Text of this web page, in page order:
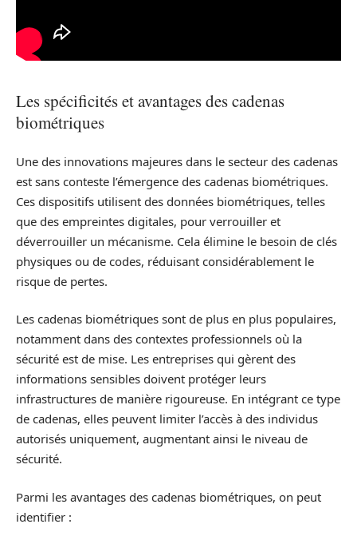
Les spécificités et avantages des cadenas
biométriques
Une des innovations majeures dans le secteur des cadenas
est sans conteste l’émergence des cadenas biométriques.
Ces dispositifs utilisent des données biométriques, telles
que des empreintes digitales, pour verrouiller et
déverrouiller un mécanisme. Cela élimine le besoin de clés
physiques ou de codes, réduisant considérablement le
risque de pertes.
Les cadenas biométriques sont de plus en plus populaires,
notamment dans des contextes professionnels où la
sécurité est de mise. Les entreprises qui gèrent des
informations sensibles doivent protéger leurs
infrastructures de manière rigoureuse. En intégrant ce type
de cadenas, elles peuvent limiter l’accès à des individus
autorisés uniquement, augmentant ainsi le niveau de
sécurité.
Parmi les avantages des cadenas biométriques, on peut
identifier :